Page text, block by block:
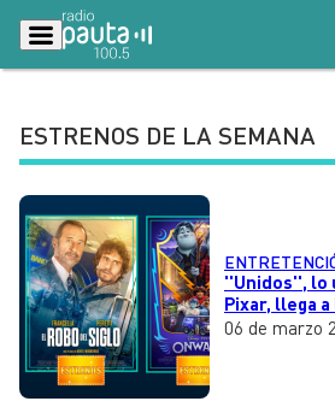
Lo Último
Ciudad
Radio en vivo
Tendencias
ESTRENOS DE LA SEMANA
''Unidos'', lo
Pixar, llega
06 de marzo